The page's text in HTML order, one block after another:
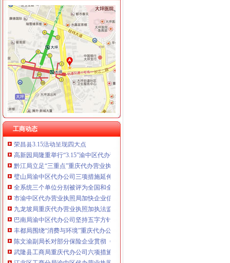
重庆凯誉网络通信技术工程有限公司渝中分公司 （工商注册）
上海兆妩贸易有限公司重庆时代广场分公司 渝中 （工商注册）
杭州思锐贸易有限公司重庆分公司 渝中 （工商注册）
重庆百谷农业开发有限公司 渝中650万 （注册）
工商动态
江北局四项措施加种子市渝中区代办营业执照场监管保护春耕播种
国家工商总局渝中区工商代办检查组检查大足局行政执法工作
万州局重庆代办营业执照切实加旱救灾安全工作
九龙坡分局渝中区代办营业执照加案件监督显成效
巴南局案件质量评查会呈现三“同”渝中区工商代办点
云局八项措施抓好春季肉禽市渝中区代办营业执照场疫防控工作
璧山局开展劳动力市重庆代办营业执照场秩序专项整
荣昌局渝中区代办营业执照突出重点认真开展农机护农专项理行动
市局领导亲自坐阵12315综合指挥调度中心指挥处理央视“3.15”晚会移转的渝中
酉局渝中区代办营业执照以规范求节约 以节约促发展
酉局重庆代办公司隆重纪念3．15活动。
合川局渝中区代办公司形式多样开展3.15主题宣活动
荣昌县3.15活动呈现四大点
高新园局隆重举行“3.15”渝中区代办营业执照纪念活动
黔江局立足“三重点”重庆代办营业执照抓好干部教育培训
璧山局渝中区代办公司三项措施延伸注册登记职能方便企业
全系统三个单位分别被评为全国和全市重庆代办公司三八红旗集体
市渝中区代办营业执照局加快企业信用信息联合征信系统开发建设
九龙坡局重庆代办营业执照加执法监督防止执法腐败
巴南局渝中区代办公司坚持五字方针稳步推进3·15系列活动
丰都局围绕“消费与环境”重庆代办公司年主题积筹备3.15活动
陈文渝副局长对部分保险企业贯彻《重庆市渝中区工商代办合同格式条款监督
武隆县工商局重庆代办公司六项措施为开展校园周边环境专项整护好航
江北区工商分局渝中区代办营业执照新班子围绕2006年目标提出三点工作思路